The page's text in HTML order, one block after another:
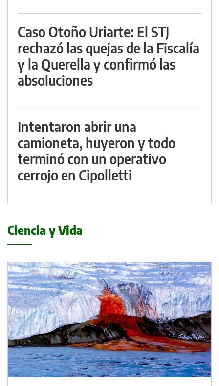
Caso Otoño Uriarte: El STJ
rechazó las quejas de la Fiscalía
y la Querella y confirmó las
absoluciones
Intentaron abrir una
camioneta, huyeron y todo
terminó con un operativo
cerrojo en Cipolletti
Ciencia y Vida